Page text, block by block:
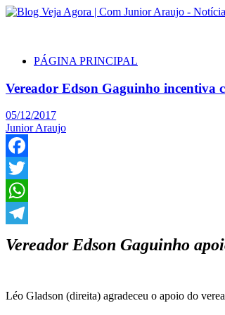
PÁGINA PRINCIPAL
Vereador Edson Gaguinho incentiva
05/12/2017
Junior Araujo
Facebook
Twitter
WhatsApp
Vereador Edson Gaguinho
Léo Gladson (direita) agradeceu o apoio do